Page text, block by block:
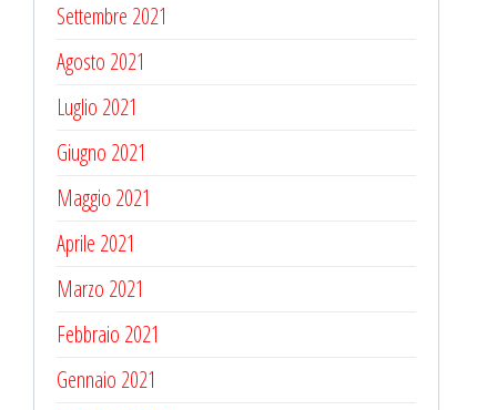
Settembre 2021
Agosto 2021
Luglio 2021
Giugno 2021
Maggio 2021
Aprile 2021
Marzo 2021
Febbraio 2021
Gennaio 2021